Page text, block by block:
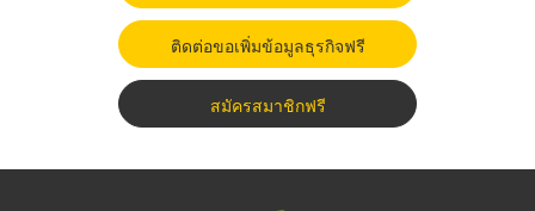
ติดต่อขอเพิ่มข้อมูลธุรกิจฟรี
สมัครสมาชิกฟรี